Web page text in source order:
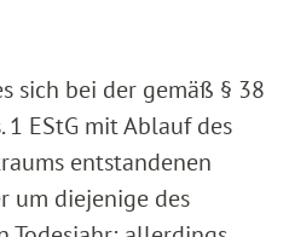
sich bei der gemäß § 38
1 EStG mit Ablauf des
entstandenen
um diejenige des